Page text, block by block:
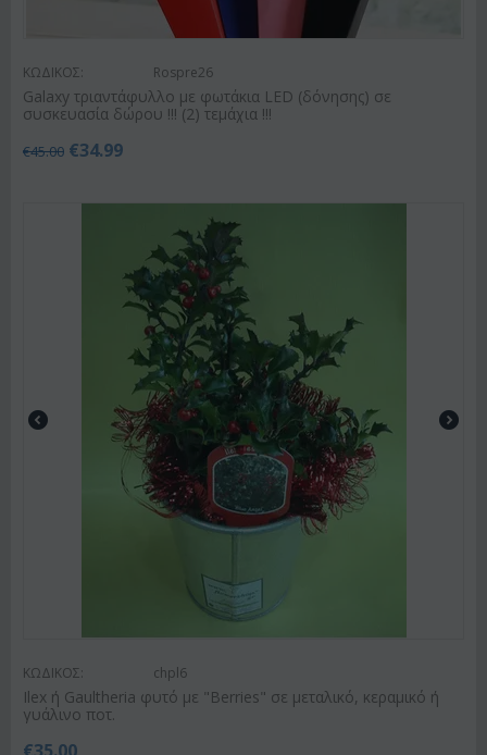
ΚΩΔΙΚΟΣ: Rospre26
Galaxy τριαντάφυλλο με φωτάκια LED (δόνησης) σε
συσκευασία δώρου !!! (2) τεμάχια !!!
€45.00 €34.99
ΚΩΔΙΚΟΣ: chpl6
Ilex ή Gaultheria φυτό με "Berries" σε μεταλικό, κεραμικό ή
γυάλινο ποτ.